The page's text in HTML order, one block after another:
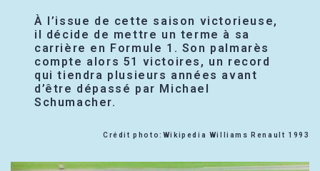
À l’issue de cette saison victorieuse,
il décide de mettre un terme à sa
carrière en Formule 1. Son palmarès
compte alors 51 victoires, un record
qui tiendra plusieurs années avant
d’être dépassé par Michael
Schumacher.
Crédit photo:Wikipedia Williams Renault 1993